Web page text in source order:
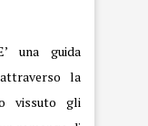
una guida
la
vissuto gli